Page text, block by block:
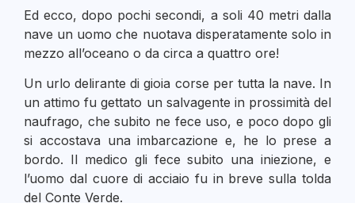
Ed ecco, dopo pochi secondi, a soli 40 metri dalla
nave un uomo che nuotava disperatamente solo in
mezzo all’oceano o da circa a quattro ore!
Un urlo delirante di gioia corse per tutta la nave. In
un attimo fu gettato un salvagente in prossimità del
naufrago, che subito ne fece uso, e poco dopo gli
si accostava una imbarcazione e, he lo prese a
bordo. Il medico gli fece subito una iniezione, e
l’uomo dal cuore di acciaio fu in breve sulla tolda
del Conte Verde.